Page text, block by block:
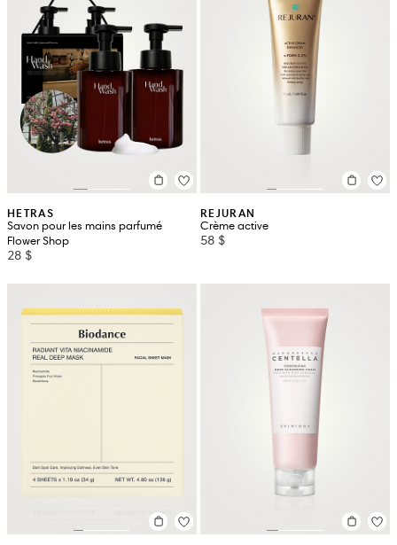
HETRAS
Savon pour les mains parfumé
Flower Shop
28 $
REJURAN
Crème active
58 $